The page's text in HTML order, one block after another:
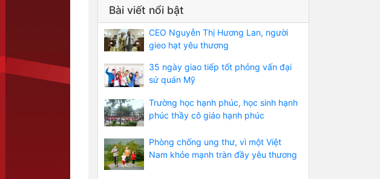
Bài viết nổi bật
CEO Nguyễn Thị Hương Lan, người
gieo hạt yêu thương
35 ngày giao tiếp tốt phỏng vấn đại
sứ quán Mỹ
Trường học hạnh phúc, học sinh hạnh
phúc thầy cô giáo hạnh phúc
Phòng chống ung thư, vì một Việt
Nam khỏe mạnh tràn đầy yêu thương